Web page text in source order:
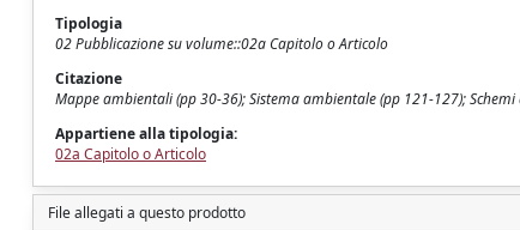
Tipologia
02 Pubblicazione su volume::02a Capitolo o Articolo
Citazione
Mappe ambientali (pp 30-36); Sistema ambientale (pp 121-127);
Appartiene alla tipologia:
02a Capitolo o Articolo
File allegati a questo prodotto